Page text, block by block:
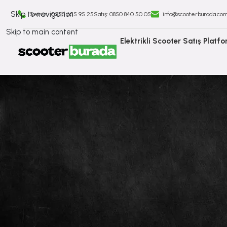
Skip to navigation
Skip to main content
Servis : 0555 655 95 25Satış: ⁠0850 840 50 05
Elektrikli Scooter Satış